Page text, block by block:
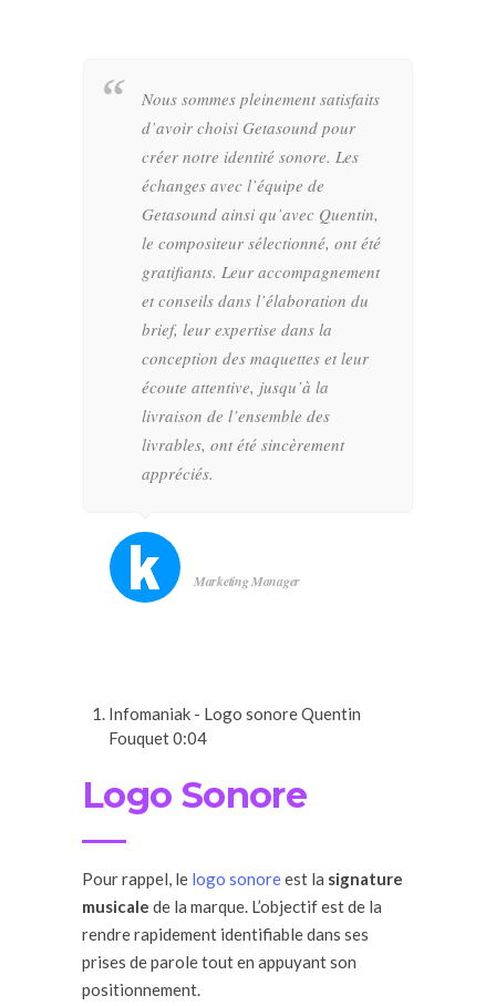
Nous sommes pleinement satisfaits
d’avoir choisi Getasound pour
créer notre identité sonore. Les
échanges avec l’équipe de
Getasound ainsi qu’avec Quentin,
le compositeur sélectionné, ont été
gratifiants. Leur accompagnement
et conseils dans l’élaboration du
brief, leur expertise dans la
conception des maquettes et leur
écoute attentive, jusqu’à la
livraison de l’ensemble des
livrables, ont été sincèrement
appréciés.
Marketing Manager
Infomaniak - Logo sonoreQuentin
Fouquet0:04
Logo Sonore
Pour rappel, le logo sonoreest la signature
musicale de la marque. L’objectif est de la
rendre rapidement identifiable dans ses
prises de parole tout en appuyant son
positionnement.